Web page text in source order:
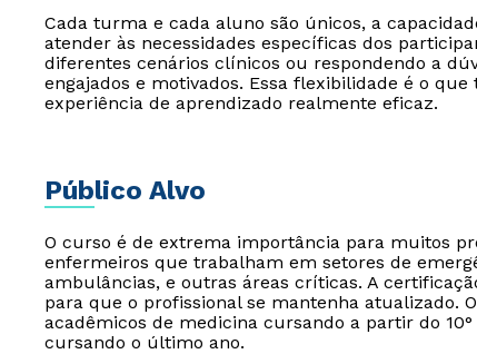
Cada turma e cada aluno são únicos, a
atender às necessidades específicas dos
diferentes cenários clínicos ou respondendo a
engajados e motivados. Essa flexibilidade é o
experiência de aprendizado realmente eficaz.
Público Alvo
O curso é de extrema importância para muitos
enfermeiros que trabalham em setores de
ambulâncias, e outras áreas críticas. A
para que o profissional se mantenha atualizado.
acadêmicos de medicina cursando a partir do
cursando o último ano.